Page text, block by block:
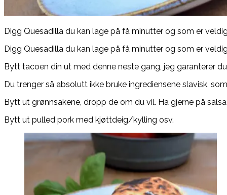
Digg Quesadilla du kan lage på få minutter og som er
Digg Quesadilla du kan lage på få minutter og som er
Bytt tacoen din ut med denne neste gang, jeg garanterer
Du trenger så absolutt ikke bruke ingrediensene slavisk,
Bytt ut grønnsakene, dropp de om du vil. Ha gjerne på
Bytt ut pulled pork med kjøttdeig/kylling osv.